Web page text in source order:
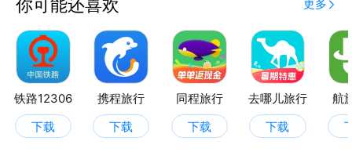
言与支付的难题。
更多
铁路12306
下载
携程旅行
下载
同程旅行
下载
去哪儿旅行
下载
航